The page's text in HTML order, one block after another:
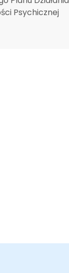
Psychicznej